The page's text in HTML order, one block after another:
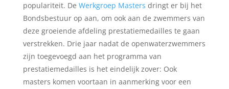
populariteit. De Werkgroep Masters dringt er bij het
Bondsbestuur op aan, om ook aan de zwemmers van
deze groeiende afdeling prestatiemedailles te gaan
verstrekken. Drie jaar nadat de openwaterzwemmers
zijn toegevoegd aan het programma van
prestatiemedailles is het eindelijk zover: Ook
masters komen voortaan in aanmerking voor een